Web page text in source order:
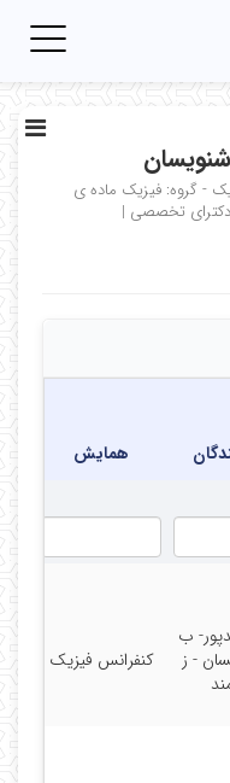
- گروه: فیزیک ماده ی
تخصصی |
همایش
ب
- ز
کنفرانس فیزیک